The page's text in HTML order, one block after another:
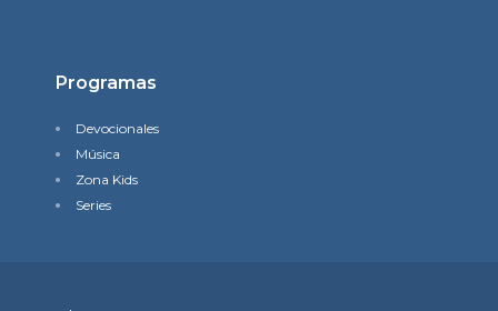
Programas
Devocionales
Música
Zona Kids
Series